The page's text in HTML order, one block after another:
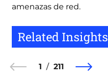
amenazas de red.
Related Insights
1 211